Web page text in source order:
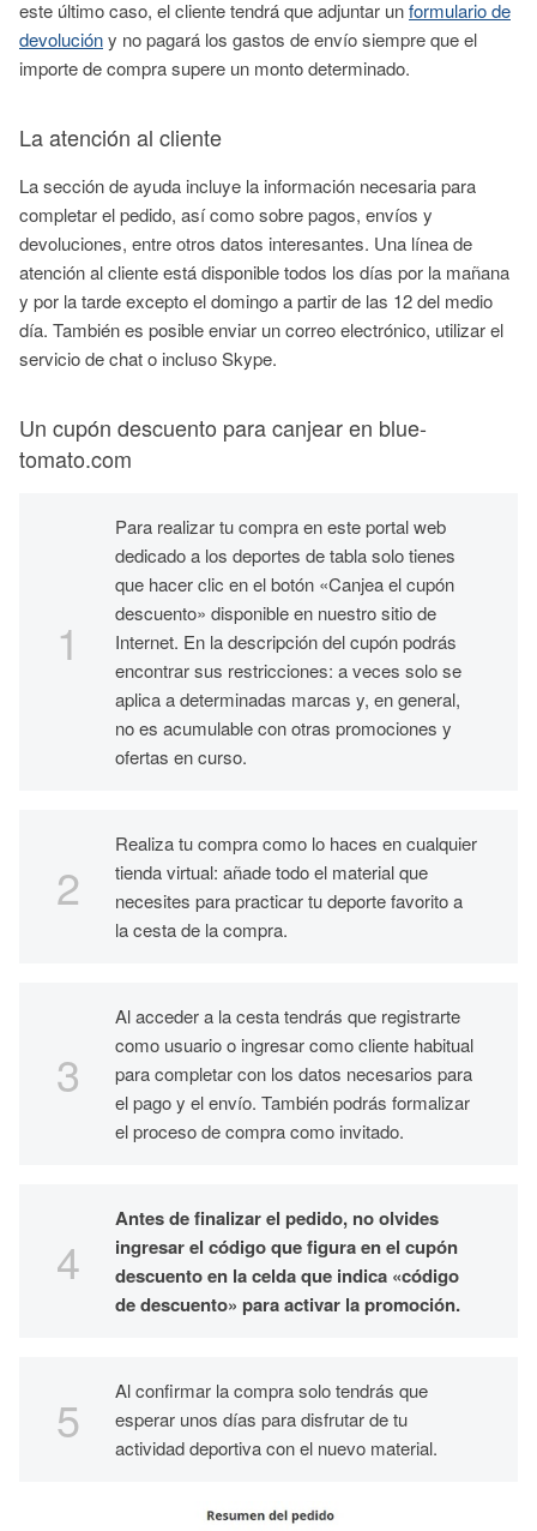
este último caso, el cliente tendrá que adjuntar unformulario de
devolucióny no pagará los gastos de envío siempre que el
importe de compra supere un monto determinado.
La atención al cliente
La sección de ayuda incluye la información necesaria para
completar el pedido, así como sobre pagos, envíos y
devoluciones, entre otros datos interesantes. Una línea de
atención al cliente está disponible todos los días por la mañana
y por la tarde excepto el domingo a partir de las 12 del medio
día. También es posible enviar un correo electrónico, utilizar el
servicio de chat o inclusoSkype.
Un cupón descuento para canjear en blue-
tomato.com
Para realizar tu compra en este portal web
dedicado a los deportes de tabla solo tienes
que hacer clic en el botón «Canjea el cupón
descuento» disponible en nuestro sitio de
Internet. En la descripción del cupón podrás
encontrar sus restricciones: a veces solo se
aplica a determinadas marcas y, en general,
no es acumulable con otras promociones y
ofertas en curso.
Realiza tu compra como lo haces en cualquier
tienda virtual: añade todo el material que
necesites para practicar tu deporte favorito a
la cesta de la compra.
Al acceder a la cesta tendrás que registrarte
como usuario o ingresar como cliente habitual
para completar con los datos necesarios para
el pago y el envío. También podrás formalizar
el proceso de compra como invitado.
Antes de finalizar el pedido, no olvides
ingresar el código que figura en el cupón
descuento en la celda que indica «código
de descuento» para activar la promoción.
Al confirmar la compra solo tendrás que
esperar unos días para disfrutar de tu
actividad deportiva con el nuevo material.